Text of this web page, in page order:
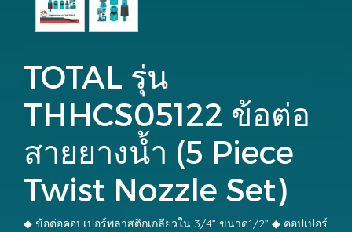
TOTAL รุ่น
THHCS05122 ข้อต่อ
สายยางน้ำ (5 Piece
Twist Nozzle Set)
◆ ข้อต่อคอปเปอร์พลาสติกเกลียวใน 3/4” ขนาด1/2” ◆ คอปเปอร์